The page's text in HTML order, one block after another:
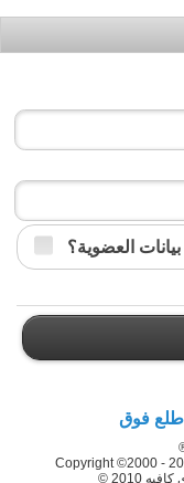
العضوية؟
اطلع فوق
Copyright ©2000 -
2010 ©